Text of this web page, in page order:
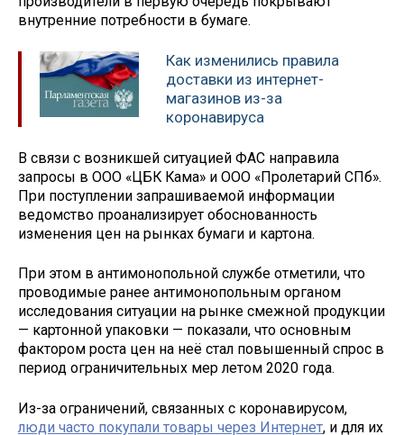
внутренние потребности в бумаге.
Как изменились правила
доставки из интернет-
магазинов из-за
коронавируса
В связи с возникшей ситуацией ФАС направила
запросы в ООО «ЦБК Кама» и ООО «Пролетарий СПб».
При поступлении запрашиваемой информации
ведомство проанализирует обоснованность
изменения цен на рынках бумаги и картона.
При этом в антимонопольной службе отметили, что
проводимые ранее антимонопольным органом
исследования ситуации на рынке смежной продукции
— картонной упаковки — показали, что основным
фактором роста цен на неё стал повышенный спрос в
период ограничительных мер летом 2020 года.
Из-за ограничений, связанных с коронавирусом,
люди часто покупали товары через Интернет, и для их